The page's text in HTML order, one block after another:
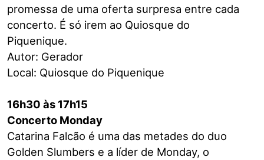
promessa de uma oferta surpresa entre cada
concerto. É só irem ao Quiosque do
Piquenique.
Autor: Gerador
Local: Quiosque do Piquenique
16h30 às 17h15
Concerto Monday
Catarina Falcão é uma das metades do duo
Golden Slumbers e a líder de Monday, o